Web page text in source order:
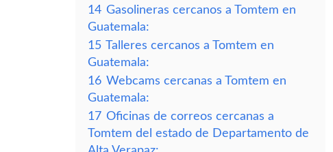
14 Gasolineras cercanos a Tomtem en
Guatemala:
15 Talleres cercanos a Tomtem en
Guatemala:
16 Webcams cercanas a Tomtem en
Guatemala:
17 Oficinas de correos cercanas a
Tomtem del estado de Departamento de